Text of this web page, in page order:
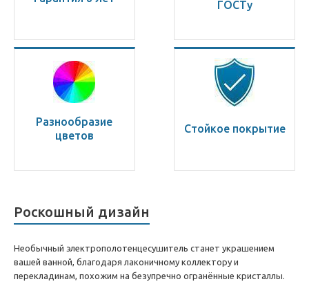
ГОСТу
Разнообразие
цветов
Стойкое покрытие
Роскошный дизайн
Необычный электрополотенцесушитель станет украшением
вашей ванной, благодаря лаконичному коллектору и
перекладинам, похожим на безупречно огранённые кристаллы.